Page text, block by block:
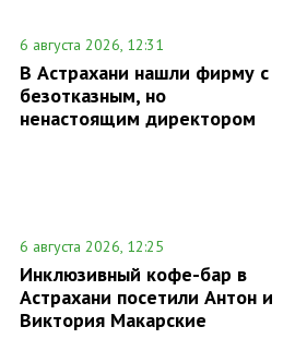
6 августа 2026, 12:31
В Астрахани нашли фирму с
безотказным, но
ненастоящим директором
6 августа 2026, 12:25
Инклюзивный кофе-бар в
Астрахани посетили Антон и
Виктория Макарские